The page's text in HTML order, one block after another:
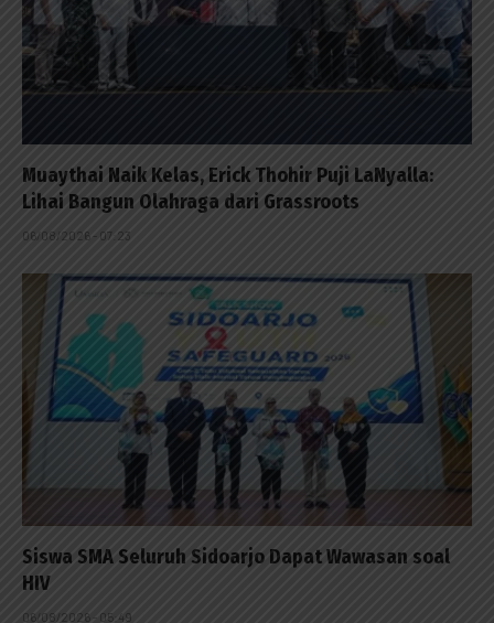
Muaythai Naik Kelas, Erick Thohir Puji LaNyalla:
Lihai Bangun Olahraga dari Grassroots
06/08/2026 - 07:23
Siswa SMA Seluruh Sidoarjo Dapat Wawasan soal
HIV
06/08/2026 - 05:49